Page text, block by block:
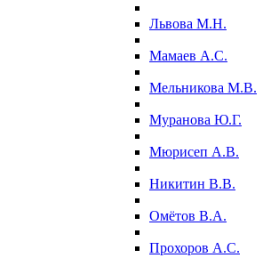
Львова М.Н.
Мамаев А.С.
Мельникова М.В.
Муранова Ю.Г.
Мюрисеп А.В.
Никитин В.В.
Омётов В.А.
Прохоров А.С.